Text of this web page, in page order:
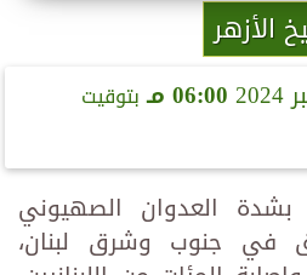
الأزهر
06:00 مـ
بتوقيت
بشدة العدوان الصهيوني
في جنوب وشرق لبنان،